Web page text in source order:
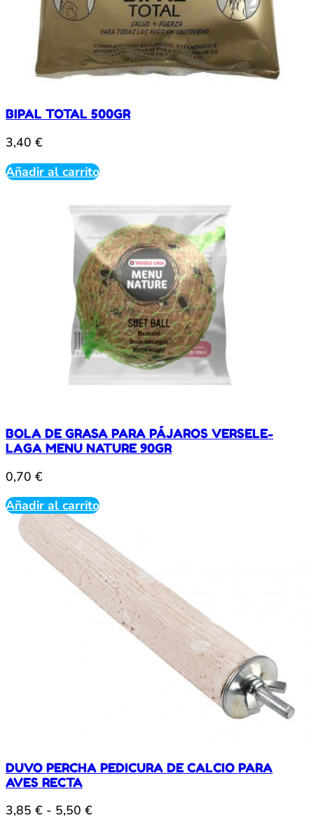
BIPAL TOTAL 500GR
3,40 €
Añadir al carrito
BOLA DE GRASA PARA PÁJAROS VERSELE-
LAGA MENU NATURE 90GR
0,70 €
Añadir al carrito
DUVO PERCHA PEDICURA DE CALCIO PARA
AVES RECTA
3,85 € - 5,50 €Rango